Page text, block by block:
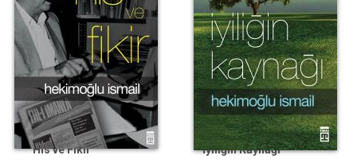
His ve Fikir İyiliğin Kaynağı